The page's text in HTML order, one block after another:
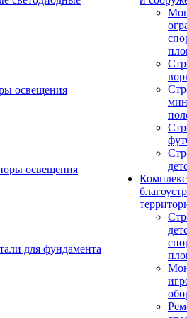
освещения
освещения
для фундамента